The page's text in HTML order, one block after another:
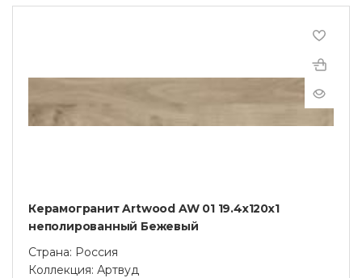
Керамогранит Artwood AW 01 19.4x120x1
неполированный Бежевый
Страна: Россия
Коллекция: Артвуд